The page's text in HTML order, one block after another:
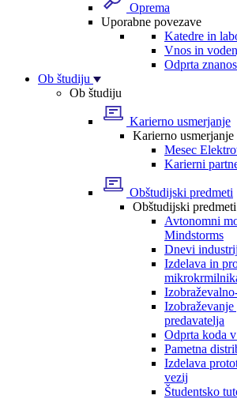
Oprema
Uporabne povezave
Katedre in
Vnos in
Odprta
Ob študiju
Ob študiju
Karierno usmerjanje
Karierno usmerjanje
Mesec
Karierni
Obštudijski predmeti
Obštudijski predmeti
Avtonomni
Mindstorms
Dnevi
Izdelava in
Izobraževanje
predavatelja
Odprta koda
Pametna
Izdelava
vezij
Študentsko